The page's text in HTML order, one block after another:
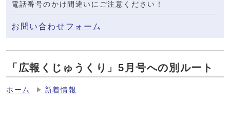
電話番号のかけ間違いにご注意ください！
お問い合わせフォーム
「広報くじゅうくり」5月号への別ルート
ホーム 新着情報